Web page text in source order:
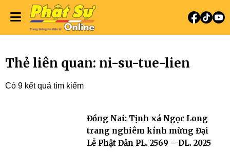
Thẻ liên quan: ni-su-tue-lien
Có 9 kết quả tìm kiếm
Đồng Nai: Tịnh xá Ngọc Long
trang nghiêm kính mừng Đại
Lễ Phật Đản PL. 2569 – DL. 2025